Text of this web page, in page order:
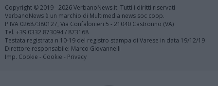
Copyright © 2019 - 2026 VerbanoNews.it. Tutti i diritti riservati
VerbanoNews è un marchio di Multimedia news soc coop.
P.IVA 02687380127, Via Confalonieri 5 - 21040 Castronno (VA)
Tel. +39.0332.873094 / 873168
Testata registrata n.10-19 del registro stampa di Varese in data 19/12/19
Direttore responsabile: Marco Giovannelli
Imp. Cookie - Cookie - Privacy